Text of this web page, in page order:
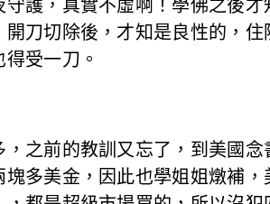
護，真實不虛啊！學佛之後
刀切除後，才知是良性的，
受一刀。
前的教訓又忘了，到美國念
多美金，因此也學姐姐燉補